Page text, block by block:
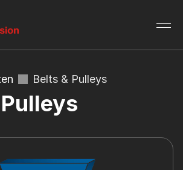
Belts & Pulleys